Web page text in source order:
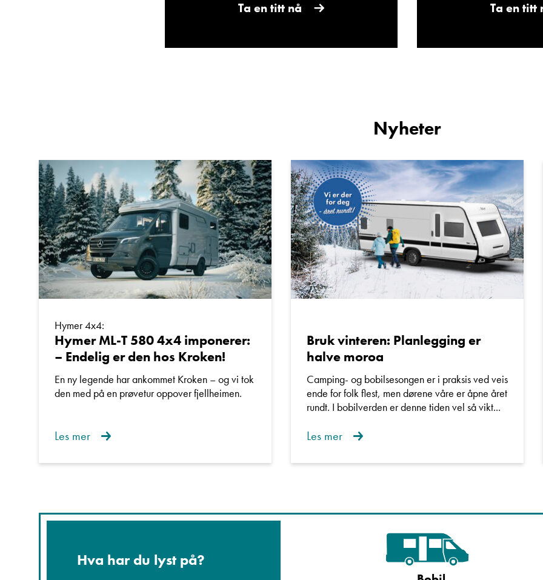
Ta en titt nå Ta en titt
Nyheter
Hymer 4x4:
Hymer ML-T 580 4x4 imponerer:
– Endelig er den hos Kroken!
En ny legende har ankommet Kroken – og vi tok
den med på en prøvetur oppover fjellheimen.
Les mer
Bruk vinteren: Planlegging er
halve moroa
Camping- og bobilsesongen er i praksis ved veis
ende for folk flest, men dørene våre er åpne året
rundt. I bobilverden er denne tiden vel så vikt...
Les mer
Hva har du lyst på?